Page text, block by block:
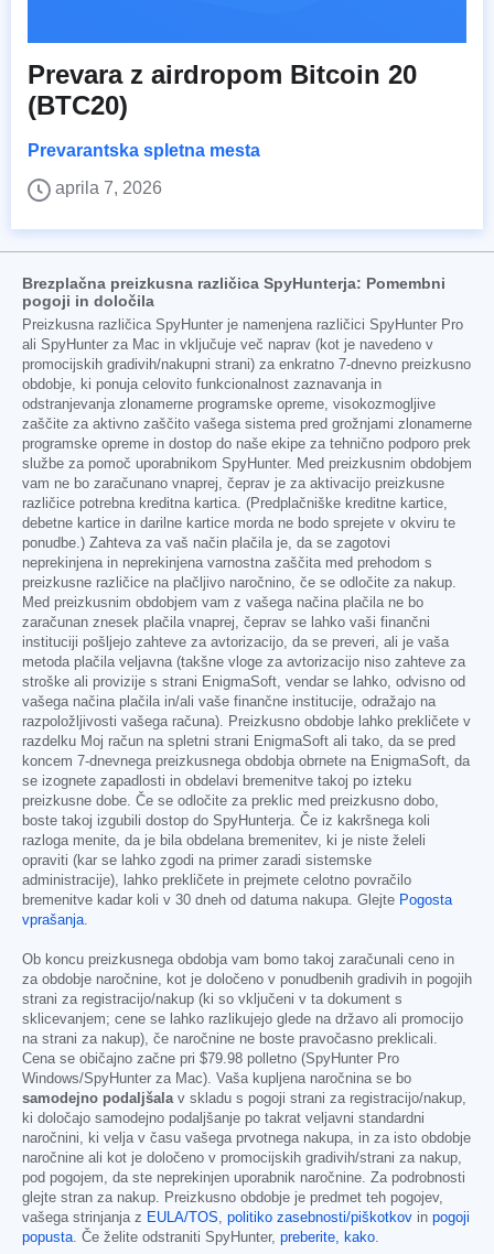
Prevara z airdropom Bitcoin 20
(BTC20)
Prevarantska spletna mesta
aprila 7, 2026
Brezplačna preizkusna različica SpyHunterja: Pomembni
pogoji in določila
Preizkusna različica SpyHunter je namenjena različici SpyHunter Pro
ali SpyHunter za Mac in vključuje več naprav (kot je navedeno v
promocijskih gradivih/nakupni strani) za enkratno 7-dnevno preizkusno
obdobje, ki ponuja celovito funkcionalnost zaznavanja in
odstranjevanja zlonamerne programske opreme, visokozmogljive
zaščite za aktivno zaščito vašega sistema pred grožnjami zlonamerne
programske opreme in dostop do naše ekipe za tehnično podporo prek
službe za pomoč uporabnikom SpyHunter. Med preizkusnim obdobjem
vam ne bo zaračunano vnaprej, čeprav je za aktivacijo preizkusne
različice potrebna kreditna kartica. (Predplačniške kreditne kartice,
debetne kartice in darilne kartice morda ne bodo sprejete v okviru te
ponudbe.) Zahteva za vaš način plačila je, da se zagotovi
neprekinjena in neprekinjena varnostna zaščita med prehodom s
preizkusne različice na plačljivo naročnino, če se odločite za nakup.
Med preizkusnim obdobjem vam z vašega načina plačila ne bo
zaračunan znesek plačila vnaprej, čeprav se lahko vaši finančni
instituciji pošljejo zahteve za avtorizacijo, da se preveri, ali je vaša
metoda plačila veljavna (takšne vloge za avtorizacijo niso zahteve za
stroške ali provizije s strani EnigmaSoft, vendar se lahko, odvisno od
vašega načina plačila in/ali vaše finančne institucije, odražajo na
razpoložljivosti vašega računa). Preizkusno obdobje lahko prekličete v
razdelku Moj račun na spletni strani EnigmaSoft ali tako, da se pred
koncem 7-dnevnega preizkusnega obdobja obrnete na EnigmaSoft, da
se izognete zapadlosti in obdelavi bremenitve takoj po izteku
preizkusne dobe. Če se odločite za preklic med preizkusno dobo,
boste takoj izgubili dostop do SpyHunterja. Če iz kakršnega koli
razloga menite, da je bila obdelana bremenitev, ki je niste želeli
opraviti (kar se lahko zgodi na primer zaradi sistemske
administracije), lahko prekličete in prejmete celotno povračilo
bremenitve kadar koli v 30 dneh od datuma nakupa. Glejte Pogosta
vprašanja.
Ob koncu preizkusnega obdobja vam bomo takoj zaračunali ceno in
za obdobje naročnine, kot je določeno v ponudbenih gradivih in pogojih
strani za registracijo/nakup (ki so vključeni v ta dokument s
sklicevanjem; cene se lahko razlikujejo glede na državo ali promocijo
na strani za nakup), če naročnine ne boste pravočasno preklicali.
Cena se običajno začne pri $79.98 polletno (SpyHunter Pro
Windows/SpyHunter za Mac). Vaša kupljena naročnina se bo
samodejno podaljšalav skladu s pogoji strani za registracijo/nakup,
ki določajo samodejno podaljšanje po takrat veljavni standardni
naročnini, ki velja v času vašega prvotnega nakupa, in za isto obdobje
naročnine ali kot je določeno v promocijskih gradivih/strani za nakup,
pod pogojem, da ste neprekinjen uporabnik naročnine. Za podrobnosti
glejte stran za nakup. Preizkusno obdobje je predmet teh pogojev,
vašega strinjanja z EULA/TOS, politiko zasebnosti/piškotkov in pogoji
popusta. Če želite odstraniti SpyHunter, preberite, kako.